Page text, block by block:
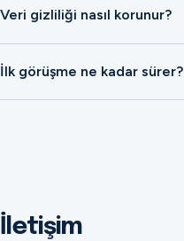
Veri gizliliği nasıl korunur?
İlk görüşme ne kadar sürer?
İletişim